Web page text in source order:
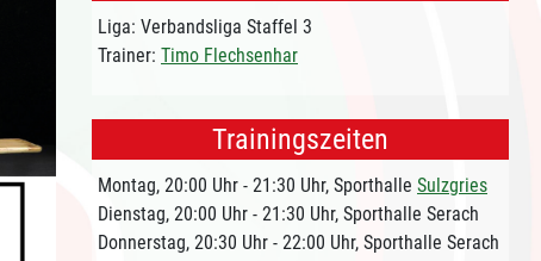
Liga: Verbandsliga Staffel 3
Trainer: Timo Flechsenhar
Trainingszeiten
Montag, 20:00 Uhr - 21:30 Uhr, Sporthalle Sulzgries
Dienstag, 20:00 Uhr - 21:30 Uhr, Sporthalle Serach
Donnerstag, 20:30 Uhr - 22:00 Uhr, Sporthalle Serach